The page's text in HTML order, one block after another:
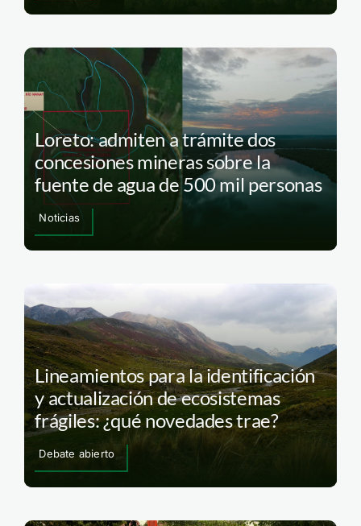
Loreto: admiten a trámite dos
concesiones mineras sobre la
fuente de agua de 500 mil personas
Noticias
Lineamientos para la identificación
y actualización de ecosistemas
frágiles: ¿qué novedades trae?
Debate abierto